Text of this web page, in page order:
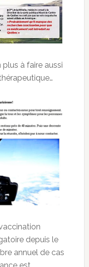
plus à faire aussi
depuis le
annuel de cas